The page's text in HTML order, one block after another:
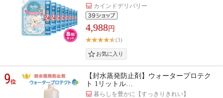
カインドデリバリー
4,988円
(3)
9位
【封水蒸発防止剤】ウォータープロテク
ト 1リットル…
暮らしを豊かに【すっきりきれい】